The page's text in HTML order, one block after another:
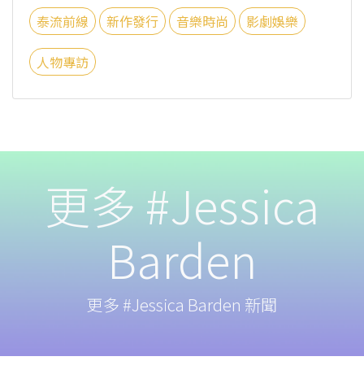
泰流前線 新作發行 音樂時尚 影劇娛樂
人物專訪
更多 #Jessica
Barden
更多 #Jessica Barden 新聞